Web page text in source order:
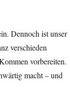
Dennoch ist unser
verschieden
vorbereiten.
macht – und